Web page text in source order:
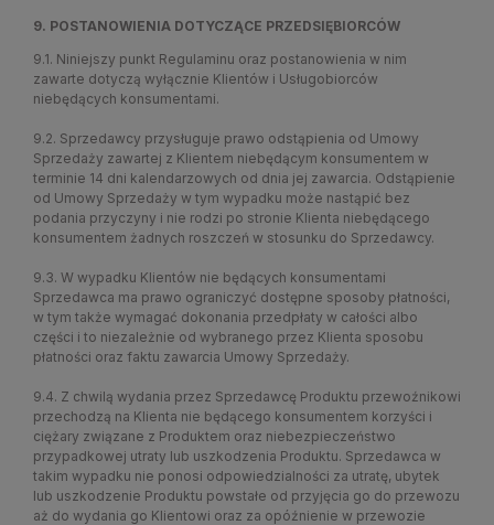
9. POSTANOWIENIA DOTYCZĄCE PRZEDSIĘBIORCÓW
9.1. Niniejszy punkt Regulaminu oraz postanowienia w nim
zawarte dotyczą wyłącznie Klientów i Usługobiorców
niebędących konsumentami.
9.2. Sprzedawcy przysługuje prawo odstąpienia od Umowy
Sprzedaży zawartej z Klientem niebędącym konsumentem w
terminie 14 dni kalendarzowych od dnia jej zawarcia. Odstąpienie
od Umowy Sprzedaży w tym wypadku może nastąpić bez
podania przyczyny i nie rodzi po stronie Klienta niebędącego
konsumentem żadnych roszczeń w stosunku do Sprzedawcy.
9.3. W wypadku Klientów nie będących konsumentami
Sprzedawca ma prawo ograniczyć dostępne sposoby płatności,
w tym także wymagać dokonania przedpłaty w całości albo
części i to niezależnie od wybranego przez Klienta sposobu
płatności oraz faktu zawarcia Umowy Sprzedaży.
9.4. Z chwilą wydania przez Sprzedawcę Produktu przewoźnikowi
przechodzą na Klienta nie będącego konsumentem korzyści i
ciężary związane z Produktem oraz niebezpieczeństwo
przypadkowej utraty lub uszkodzenia Produktu. Sprzedawca w
takim wypadku nie ponosi odpowiedzialności za utratę, ubytek
lub uszkodzenie Produktu powstałe od przyjęcia go do przewozu
aż do wydania go Klientowi oraz za opóźnienie w przewozie